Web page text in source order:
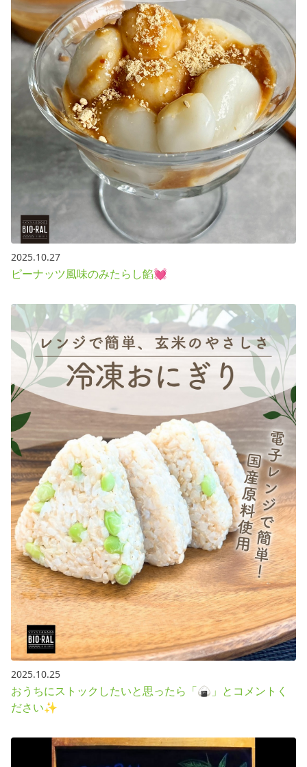
2025.10.27
ピーナッツ風味のみたらし餡💓
2025.10.25
おうちにストックしたいと思ったら「🍙」とコメントく
ださい✨